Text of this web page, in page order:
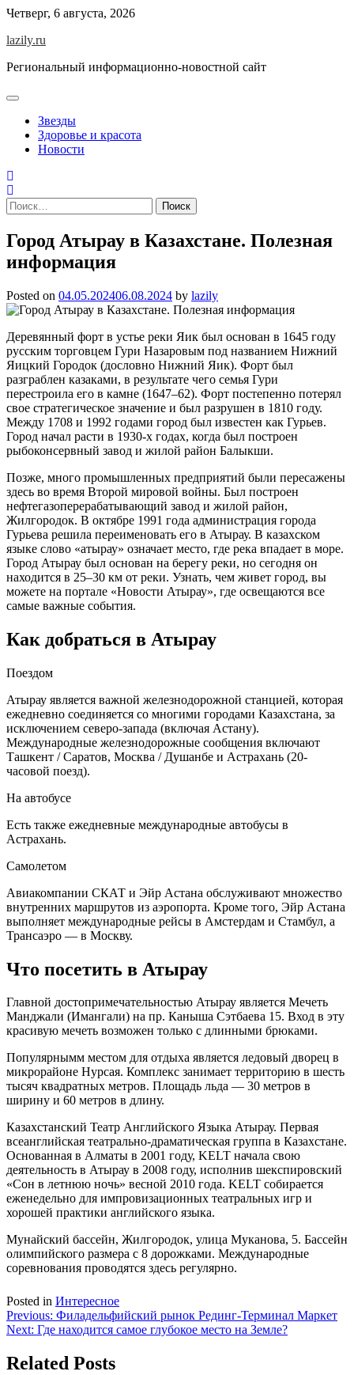
Skip
content
Четверг, 6 августа, 2026
lazily.ru
Региональный информационно-новостной сайт
Звезды
Здоровье и красота
Новости
Найти:
Город Атырау в Казахстане. Полезная
информация
Posted on 04.05.202406.08.2024 by lazily
Деревянный форт в устье реки Яик был основан в 1645 году
русским торговцем Гури Назаровым под названием Нижний
Яицкий Городок (дословно Нижний Яик). Форт был
разграблен казаками, в результате чего семья Гури
перестроила его в камне (1647–62). Форт постепенно потерял
свое стратегическое значение и был разрушен в 1810 году.
Между 1708 и 1992 годами город был известен как Гурьев.
Город начал расти в 1930-х годах, когда был построен
рыбоконсервный завод и жилой район Балыкши.
Позже, много промышленных предприятий были пересажены
здесь во время Второй мировой войны. Был построен
нефтегазоперерабатывающий завод и жилой район,
Жилгородок. В октябре 1991 года администрация города
Гурьева решила переименовать его в Атырау. В казахском
языке слово «атырау» означает место, где река впадает в море.
Город Атырау был основан на берегу реки, но сегодня он
находится в 25–30 км от реки. Узнать, чем живет город, вы
можете на портале «Новости Атырау», где освещаются все
самые важные события.
Как добраться в Атырау
Поездом
Атырау является важной железнодорожной станцией, которая
ежедневно соединяется со многими городами Казахстана, за
исключением северо-запада (включая Астану).
Международные железнодорожные сообщения включают
Ташкент / Саратов, Москва / Душанбе и Астрахань (20-
часовой поезд).
На автобусе
Есть также ежедневные международные автобусы в
Астрахань.
Самолетом
Авиакомпании СКАТ и Эйр Астана обслуживают множество
внутренних маршрутов из аэропорта. Кроме того, Эйр Астана
выполняет международные рейсы в Амстердам и Стамбул, а
Трансаэро — в Москву.
Что посетить в Атырау
Главной достопримечательностью Атырау является Мечеть
Манджали (Имангали) на пр. Каныша Сэтбаева 15. Вход в эту
красивую мечеть возможен только с длинными брюками.
Популярнымм местом для отдыха является ледовый дворец в
микрорайоне Нурсая. Комплекс занимает территорию в шесть
тысяч квадратных метров. Площадь льда — 30 метров в
ширину и 60 метров в длину.
Казахстанский Театр Английского Языка Атырау. Первая
всеанглийская театрально-драматическая группа в Казахстане.
Основанная в Алматы в 2001 году, KELT начала свою
деятельность в Атырау в 2008 году, исполнив шекспировский
«Сон в летнюю ночь» весной 2010 года. KELT собирается
еженедельно для импровизационных театральных игр и
хорошей практики английского языка.
Мунайский бассейн, Жилгородок, улица Муканова, 5. Бассейн
олимпийского размера с 8 дорожками. Международные
соревнования проводятся здесь регулярно.
Posted in Интересное
Навигация
по
записям
Previous: Филадельфийский рынок Рединг-Терминал Маркет
Next: Где находится самое глубокое место на Земле?
Related Posts